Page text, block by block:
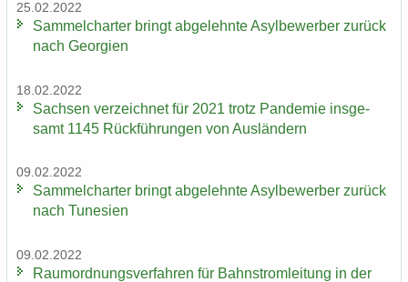
25.02.2022
Sam­mel­char­ter bringt ab­ge­lehn­te Asyl­be­wer­ber zu­rück
nach Ge­or­gi­en
18.02.2022
Sach­sen ver­zeich­net für 2021 trotz Pan­de­mie ins­ge­
samt 1145 Rück­füh­run­gen von Aus­län­dern
09.02.2022
Sam­mel­char­ter bringt ab­ge­lehn­te Asyl­be­wer­ber zu­rück
nach Tu­ne­si­en
09.02.2022
Raum­ord­nungs­ver­fah­ren für Bahn­strom­lei­tung in der